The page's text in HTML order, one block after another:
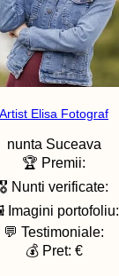
Artist Elisa Fotograf
nunta Suceava
🏆 Premii:
🎖️ Nunti verificate:
portofoliu:
💬 Testimoniale:
💰 Pret: €